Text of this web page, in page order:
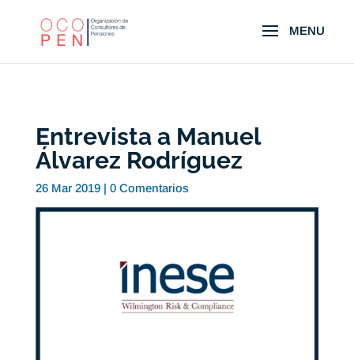
Entrevista a Manuel
Álvarez Rodríguez
26 Mar 2019| 0 Comentarios